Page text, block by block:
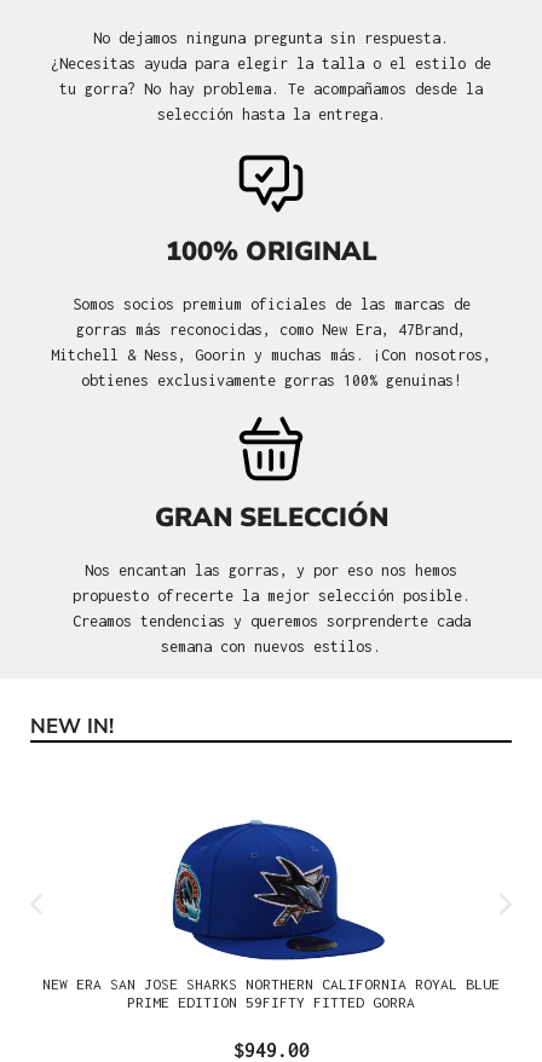
No dejamos ninguna pregunta sin respuesta.
¿Necesitas ayuda para elegir la talla o el estilo de
tu gorra? No hay problema. Te acompañamos desde la
selección hasta la entrega.
100% ORIGINAL
Somos socios premium oficiales de las marcas de
gorras más reconocidas, como New Era, 47Brand,
Mitchell & Ness, Goorin y muchas más. ¡Con nosotros,
obtienes exclusivamente gorras 100% genuinas!
GRAN SELECCIÓN
Nos encantan las gorras, y por eso nos hemos
propuesto ofrecerte la mejor selección posible.
Creamos tendencias y queremos sorprenderte cada
semana con nuevos estilos.
Omitir la galería de productos
NEW IN!
NEW ERA SAN JOSE SHARKS NORTHERN CALIFORNIA ROYAL BLUE
PRIME EDITION 59FIFTY FITTED GORRA
$949.00